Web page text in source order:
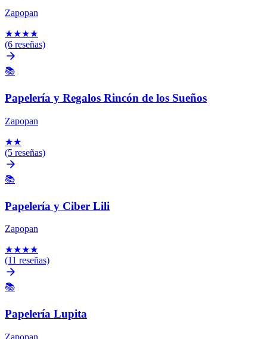
Zapopan
★★★★
(6 reseñas)
📚
Papelería y Regalos Rincón de los Sueños
Zapopan
★★
(5 reseñas)
📚
Papelería y Ciber Lili
Zapopan
★★★★
(11 reseñas)
📚
Papelería Lupita
Zapopan